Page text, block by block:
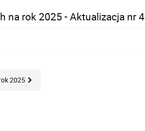
na rok 2025 - Aktualizacja nr 4
2025